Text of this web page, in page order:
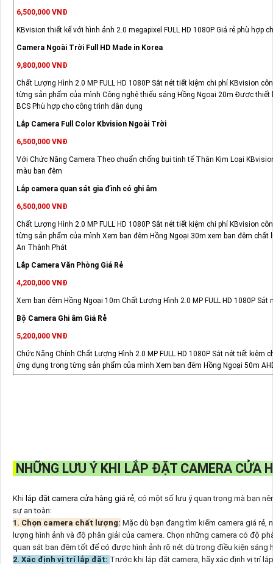
6,500,000 VNĐ
KBvision thiết kế với hình ảnh 2.0 megapixel FULL HD 1080P Giá rẻ phù hợp
Camera Ngoài Trời Full HD Made in Korea
9,800,000 VNĐ
Chất Lượng Hình 2.0 MP FULL HD 1080P Sắt nét tiết kiệm chi phí KBvision
từng sản phẩm của mình Công nghệ thiếu sáng Hồng Ngoại 20m Được thiết
BCS Phù hợp cho công trình dân dụng
Lắp Camera Full Color Kbvision Ngoài Trời
6,500,000 VNĐ
Với Chức Năng Camera Theo chuẩn chống bụi tinh tế Thân Kim Loại
màu ban đêm
Lắp camera quan sát gia đình có ghi âm
6,500,000 VNĐ
Chất Lượng Hình 2.0 MP FULL HD 1080P Sắt nét tiết kiệm chi phí KBvision
từng sản phẩm của mình Xem ban đêm Hồng Ngoại 30m xem ban đêm chất
An Thành Phát
Lắp Camera Văn Phòng Giá Rẻ
4,200,000 VNĐ
Xem ban đêm Hồng Ngoại 10m Chất Lượng Hình 2.0 MP FULL HD 1080P Sắt
Bộ Camera Ghi âm Giá Rẻ
5,200,000 VNĐ
Chức Năng Chính Chất Lượng Hình 2.0 MP FULL HD 1080P Sắt nét tiết kiệm
ứng dụng trong từng sản phẩm của mình Xem ban đêm Hồng Ngoại 50m
NHỮNG LƯU Ý KHI LẮP ĐẶT CAMERA CỬA
Khi lắp đặt camera cửa hàng giá rẻ, có một số lưu ý quan trọng mà bạn
sự an toàn:
1. Chọn camera chất lượng: Mặc dù bạn đang tìm kiếm camera giá rẻ,
lượng hình ảnh và độ phân giải của camera. Chọn những camera có độ
quan sát ban đêm tốt để có được hình ảnh rõ nét dù trong điều kiện sáng
2. Xác định vị trí lắp đặt: Trước khi lắp đặt camera, hãy xác định vị trí